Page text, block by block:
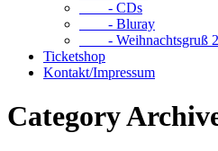
- CDs
- Bluray
- Weihnachtsgruß
Ticketshop
Kontakt/Impressum
Category